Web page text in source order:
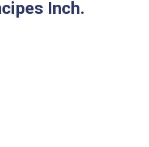
Inch.